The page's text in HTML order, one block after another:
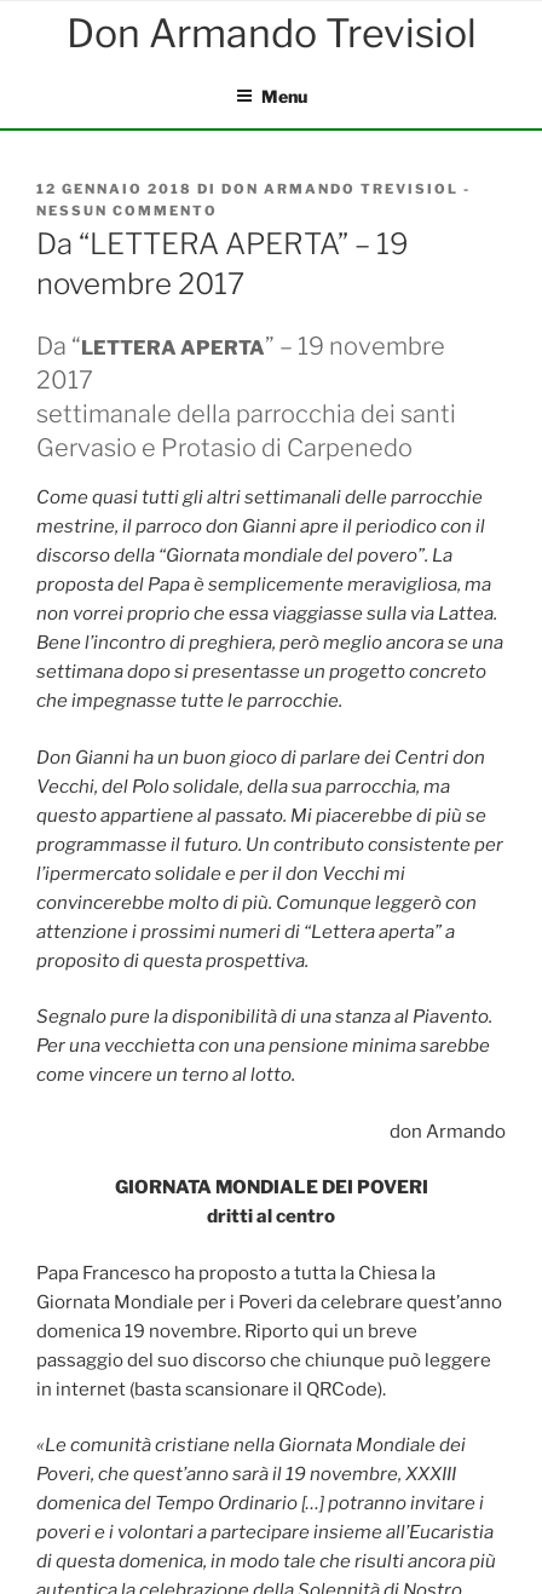
Menu
PUBBLICATO
IL
12 GENNAIO 2018 DI DON ARMANDO TREVISIOL -
NESSUN COMMENTO
DA
“LETTERA
APERTA”
–
NOVEMBRE
Da “LETTERA APERTA” – 19
novembre 2017
Da “ LETTERA APERTA” – 19 novembre
2017
settimanale della parrocchia dei santi
Gervasio e Protasio di Carpenedo
Come quasi tutti gli altri settimanali delle parrocchie
mestrine, il parroco don Gianni apre il periodico con il
discorso della “Giornata mondiale del povero”. La
proposta del Papa è semplicemente meravigliosa, ma
non vorrei proprio che essa viaggiasse sulla via Lattea.
Bene l’incontro di preghiera, però meglio ancora se una
settimana dopo si presentasse un progetto concreto
che impegnasse tutte le parrocchie.
Don Gianni ha un buon gioco di parlare dei Centri don
Vecchi, del Polo solidale, della sua parrocchia, ma
questo appartiene al passato. Mi piacerebbe di più se
programmasse il futuro. Un contributo consistente per
l’ipermercato solidale e per il don Vecchi mi
convincerebbe molto di più. Comunque leggerò con
attenzione i prossimi numeri di “Lettera aperta” a
proposito di questa prospettiva.
Segnalo pure la disponibilità di una stanza al Piavento.
Per una vecchietta con una pensione minima sarebbe
come vincere un terno al lotto.
don Armando
GIORNATA MONDIALE DEI POVERI
dritti al centro
Papa Francesco ha proposto a tutta la Chiesa la
Giornata Mondiale per i Poveri da celebrare quest’anno
domenica 19 novembre. Riporto qui un breve
passaggio del suo discorso che chiunque può leggere
in internet (basta scansionare il QRCode).
«Le comunitàcristiane nella Giornata Mondiale dei
Poveri, che quest’anno saràil 19 novembre, XXXIII
domenica del Tempo Ordinario […] potranno invitare i
poveri e i volontari a partecipare insieme all’Eucaristia
di questa domenica, in modo tale che risulti ancora più